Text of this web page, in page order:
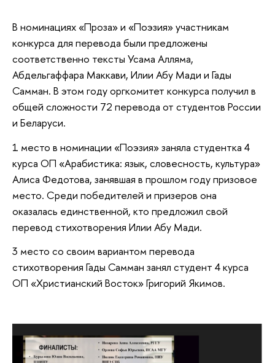
В номинациях «Проза» и «Поэзия» участникам
конкурса для перевода были предложены
соответственно тексты Усама Алляма,
Абдельгаффара Маккави, Илии Абу Мади и Гады
Самман. В этом году оргкомитет конкурса получил в
общей сложности 72 перевода от студентов России
и Беларуси.
1 место в номинации «Поэзия» заняла студентка 4
курса ОП «Арабистика: язык, словесность, культура»
Алиса Федотова, занявшая в прошлом году призовое
место. Среди победителей и призеров она
оказалась единственной, кто предложил свой
перевод стихотворения Илии Абу Мади.
3 место со своим вариантом перевода
стихотворения Гады Самман занял студент 4 курса
ОП «Христианский Восток» Григорий Якимов.